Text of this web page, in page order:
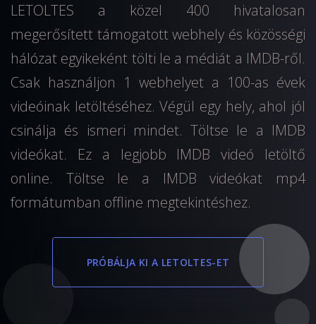
LETOLTES a közel 400 hivatalosan
megerősített támogatott webhely és közösségi
hálózat egyikeként tölti le a médiát a IMDB-ről.
Csak használjon 1 webhelyet a 100-as évek
videóinak letöltéséhez. Végül egy hely, ahol jól
csinálja és ismeri mindet. Töltse le a IMDB
videókat. Ez a legjobb IMDB videó letöltő
online. Töltse le a IMDB videókat mp4
formátumban offline megtekintéshez.
PRÓBÁLJA KI A LETOLTES-ET